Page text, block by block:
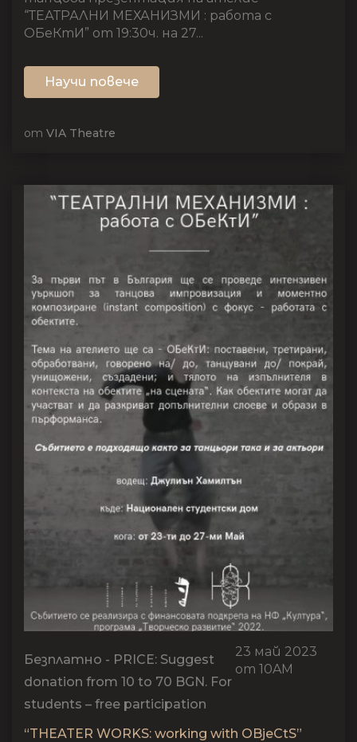
“ТЕАТРАЛНИ МЕХАНИЗМИ : работа с
ОБеКтИ” от 19:30ч. на 27...
Научи повече
от VIA Theatre
Безплатно - PRICE: Suggest
donation from 10 to 70 BGN. For
students – free participation
23 май 2023
от 10AM
“THEATER WORKS: working with OBjeCtS”